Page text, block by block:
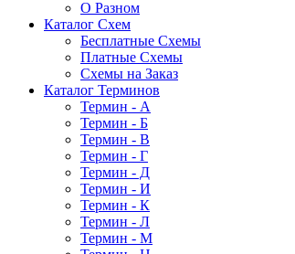
О Разном
Каталог Схем
Бесплатные Схемы
Платные Схемы
Схемы на Заказ
Каталог Терминов
Термин - А
Термин - Б
Термин - В
Термин - Г
Термин - Д
Термин - И
Термин - К
Термин - Л
Термин - М